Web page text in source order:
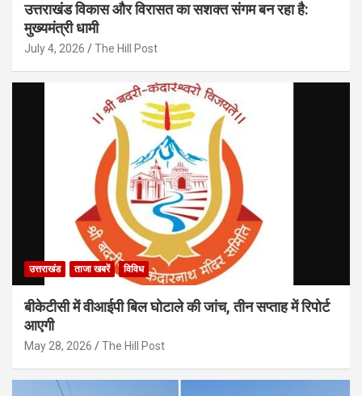
उत्तराखंड विकास और विरासत का सशक्त संगम बन रहा है:
मुख्यमंत्री धामी
July 4, 2026 The Hill Post
उत्तराखंड ताजा खबरें विविध
बीकेटीसी में वीआईपी बिल घोटाले की जांच, तीन सप्ताह में रिपोर्ट
आएगी
May 28, 2026 The Hill Post